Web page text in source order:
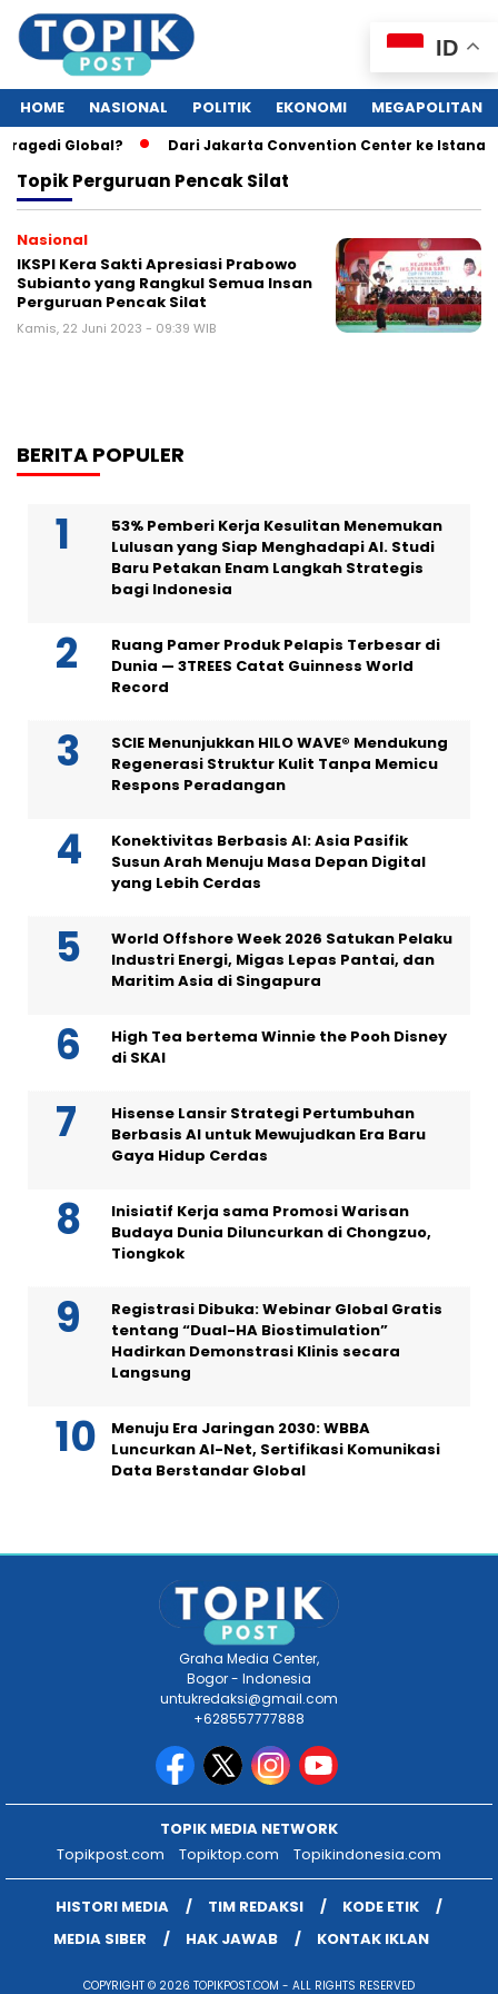
HOME NASIONAL POLITIK EKONOMI MEGAPOLITAN
Global? Dari Jakarta Convention Center ke Istana:
TopikPerguruan Pencak Silat
Nasional
IKSPI Kera Sakti Apresiasi Prabowo
Subianto yang Rangkul Semua Insan
Perguruan Pencak Silat
Kamis, 22 Juni 2023 - 09:39 WIB
BERITA POPULER
53% Pemberi Kerja Kesulitan Menemukan
Lulusan yang Siap Menghadapi AI. Studi
Baru Petakan Enam Langkah Strategis
bagi Indonesia
Ruang Pamer Produk Pelapis Terbesar di
Dunia — 3TREES Catat Guinness World
Record
SCIE Menunjukkan HILO WAVE® Mendukung
Regenerasi Struktur Kulit Tanpa Memicu
Respons Peradangan
Konektivitas Berbasis AI: Asia Pasifik
Susun Arah Menuju Masa Depan Digital
yang Lebih Cerdas
World Offshore Week 2026 Satukan Pelaku
Industri Energi, Migas Lepas Pantai, dan
Maritim Asia di Singapura
High Tea bertema Winnie the Pooh Disney
di SKAI
Hisense Lansir Strategi Pertumbuhan
Berbasis AI untuk Mewujudkan Era Baru
Gaya Hidup Cerdas
Inisiatif Kerja sama Promosi Warisan
Budaya Dunia Diluncurkan di Chongzuo,
Tiongkok
Registrasi Dibuka: Webinar Global Gratis
tentang “Dual-HA Biostimulation”
Hadirkan Demonstrasi Klinis secara
Langsung
Menuju Era Jaringan 2030: WBBA
Luncurkan AI-Net, Sertifikasi Komunikasi
Data Berstandar Global
ID
Graha Media Center,
Bogor - Indonesia
untukredaksi@gmail.com
+628557777888
TOPIK MEDIA NETWORK
Topikpost.com
Topiktop.com Topikindonesia.com
HISTORI MEDIA TIM REDAKSI
KODE ETIK
MEDIA SIBER
HAK JAWAB KONTAK IKLAN
COPYRIGHT © 2026 TOPIKPOST.COM - ALL RIGHTS RESERVED